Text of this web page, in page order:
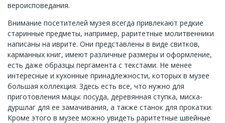
вероисповедания.
Внимание посетителей музея всегда привлекают редкие
старинные предметы, например, раритетные молитвенники
написаны на иврите. Они представлены в виде свитков,
карманных книг, имеют различные размеры и оформление,
есть даже образцы пергамента с текстами. Не менее
интересные и кухонные принадлежности, которых в музее
большая коллекция. Здесь есть все, что нужно для
приготовления мацы: посуда, деревянная ступка, миска-
дуршлаг для ее замачивания, а также станок для прокатки.
Кроме этого в музее можно увидеть раритетные швейные